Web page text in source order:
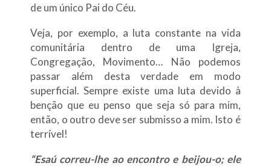
de um único Pai do Céu.
Veja, por exemplo, a luta constante na vida
comunitária dentro de uma Igreja,
Congregação, Movimento… Não podemos
passar além desta verdade em modo
superficial. Sempre existe uma luta devido à
benção que eu penso que seja só para mim,
então, o outro deve ser submisso a mim. Isto é
terrível!
“Esaú correu-lhe ao encontro e beijou-o; ele